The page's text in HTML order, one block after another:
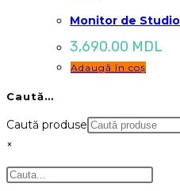
Monitor de
3,690.00 MDL
Adaugă în coș
Caută…
Caută produse
×